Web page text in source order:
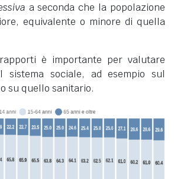
a seconda che la popolazione
equivalente o minore di quella
è importante per valutare
sistema sociale, ad esempio sul
su quello sanitario.